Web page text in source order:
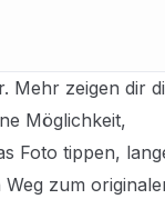
Mehr zeigen dir
Möglichkeit,
Foto tippen,
zum